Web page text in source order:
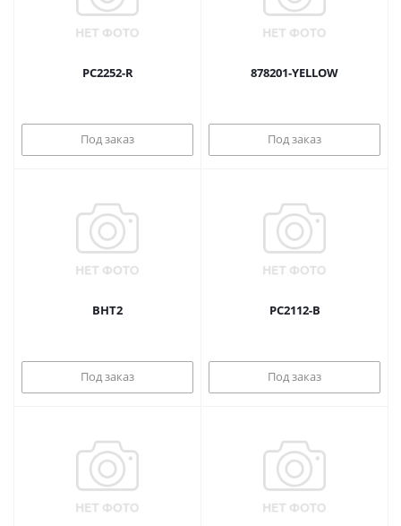
PC2252-R
Под заказ
878201-YELLOW
Под заказ
BHT2
Под заказ
PC2112-B
Под заказ